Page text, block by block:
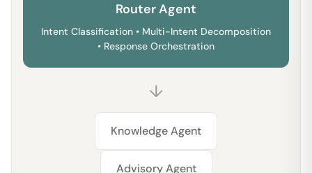
Router Agent
Intent Classification • Multi-Intent Decomposition
• Response Orchestration
↓
Knowledge Agent
Advisory Agent